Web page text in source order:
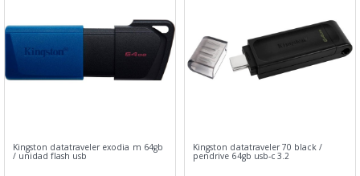
Kingston datatraveler exodia m 64gb
/ unidad flash usb
Kingston datatraveler 70 black /
pendrive 64gb usb-c 3.2